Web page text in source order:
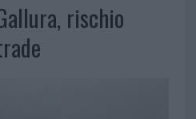
rischio